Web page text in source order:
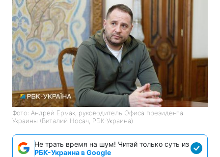
Фото: Андрей Ермак, руководитель Офиса президента
Украины (Виталий Носач, РБК-Украина)
Не трать время на шум! Читай только суть из
РБК-Украина в Google